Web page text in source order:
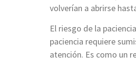
volverían a abrirse
El riesgo de la
paciencia requiere
atención. Es como un